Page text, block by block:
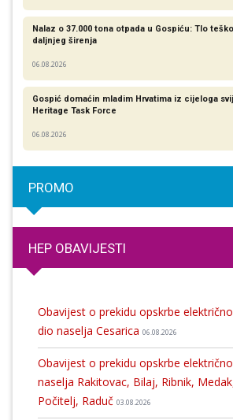
Nalaz o 37.000 tona otpada u Gospiću: Tlo
daljnjeg širenja
06.08.2026
Gospić domaćin mladim Hrvatima iz cijeloga
Heritage Task Force
06.08.2026
PROMO
HEP OBAVIJESTI
Obavijest o prekidu opskrbe
dio naselja Cesarica 06.08.2026
Obavijest o prekidu opskrbe
naselja Rakitovac, Bilaj, Ribnik,
Počitelj, Raduč 03.08.2026